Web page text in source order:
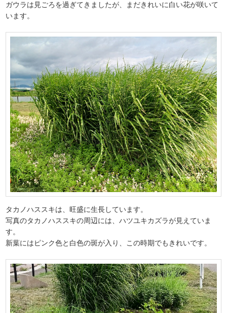
ガウラは見ごろを過ぎてきましたが、まだきれいに白い花が咲いて
います。
タカノハススキは、旺盛に生長しています。
写真のタカノハススキの周辺には、ハツユキカズラが見えていま
す。
新葉にはピンク色と白色の斑が入り、この時期でもきれいです。